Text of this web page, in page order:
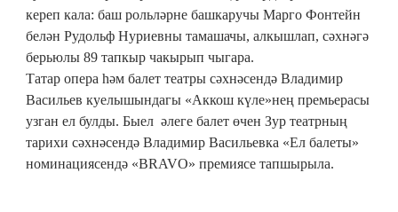
кереп кала: баш рольләрне башкаручы Марго Фонтейн
белән Рудольф Нуриевны тамашачы, алкышлап, сәхнәгә
берьюлы 89 тапкыр чакырып чыгара.
Татар опера һәм балет театры сәхнәсендә Владимир
Васильев куелышындагы «Аккош күле»нең премьерасы
узган ел булды. Быел әлеге балет өчен Зур театрның
тарихи сәхнәсендә Владимир Васильевка «Ел балеты»
номинациясендә «BRAVO» премиясе тапшырыла.